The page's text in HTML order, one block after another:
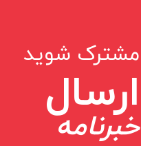
مشترک شوید
ارسال
خبرنامه